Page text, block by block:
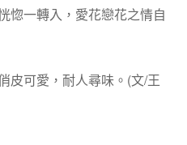
惚一轉入，愛花戀花之情自
皮可愛，耐人尋味。(文/王